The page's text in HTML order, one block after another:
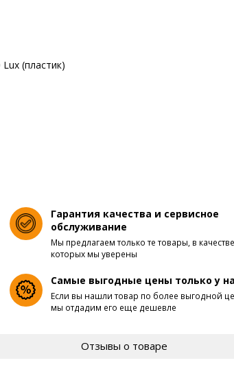
Гарантия качества и сервисное
обслуживание
Мы предлагаем только те товары, в качестве
которых мы уверены
Самые выгодные цены только у
Если вы нашли товар по более выгодной
мы отдадим его еще дешевле
Отзывы о товаре